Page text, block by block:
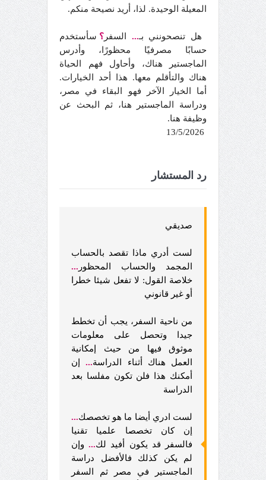
المعيلة الوحيدة. لذا، أريد نصيحة منكم.
هل تنصحونني بـ... السفر ؟ سأستخدم
حسابًا مصرفيًا محظورًا، وأدرس
الماجستير هناك، وأحاول فهم الحياة
هناك والتأقلم معها. هذا أحد الخيارات.
أما الخيار الآخر فهو البقاء في مصر،
ودراسة الماجستير هنا، ثم البحث عن
وظيفة هنا.
رد المستشار
صديقي
لست أدري ماذا تقصد بالحساب
المجمد والحساب المحظور ...
خلاصة القول: لا تفعل شيئا خطرا
أو غير قانوني
من ناحية السفر، يجب أن تخطط
جيدا وتحصل على معلومات
موثوق فيها من حيث إمكانية
العمل هناك أثناء الدراسة...إن
أمكنك هذا فلن تكون مفلسا بعد
الدراسة
لست ادري أيضا ما هو تخصصك...
إن كان تخصصا علميا تقنيا
فالسفر قد يكون أفيد لك...وإن
لم يكن كذلك فالأفضل دراسة
الماجستير في مصر ثم السفر